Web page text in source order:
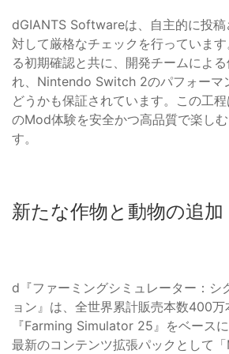
dGIANTS Softwareは、自主的に投
対して厳格なチェックを行っていま
る初期確認と共に、開発チームによ
れ、Nintendo Switch 2のパフォーマ
どうかも保証されています。この工
のMod体験を安全かつ高品質で楽し
す。
新たな作物と動物の追加
d『ファーミングシミュレーター：シ
ョン』は、全世界累計販売本数400万
『Farming Simulator 25』をベースに
最新のコンテンツ拡張パックとして